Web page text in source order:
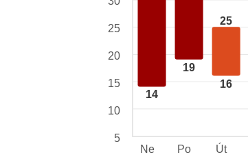
14
19
25
16
25
20
15
10
5
Ne
Po Út